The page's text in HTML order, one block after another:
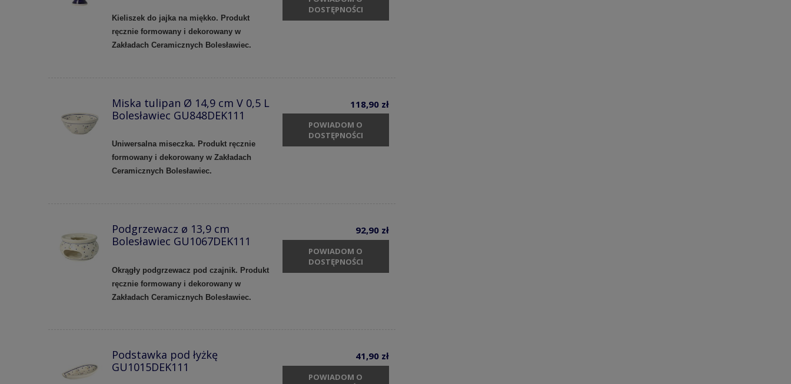
Kieliszek do jajka na miękko. Produkt
ręcznie formowany i dekorowany w
Zakładach Ceramicznych Bolesławiec.
DOSTĘPNOŚCI
Miska tulipan Ø 14,9 cm V 0,5 L
Bolesławiec GU848DEK111
Uniwersalna miseczka. Produkt ręcznie
formowany i dekorowany w Zakładach
Ceramicznych Bolesławiec.
118,90 zł
POWIADOM O
DOSTĘPNOŚCI
Podgrzewacz ø 13,9 cm
Bolesławiec GU1067DEK111
Okrągły podgrzewacz pod czajnik. Produkt
ręcznie formowany i dekorowany w
Zakładach Ceramicznych Bolesławiec.
92,90 zł
POWIADOM O
DOSTĘPNOŚCI
Podstawka pod łyżkę
GU1015DEK111
41,90 zł
POWIADOM O